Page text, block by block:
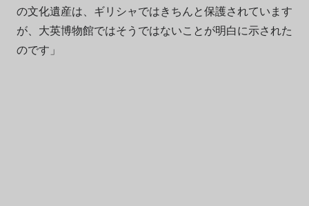
の文化遺産は、ギリシャではきちんと保護されています
が、大英博物館ではそうではないことが明白に示された
のです」